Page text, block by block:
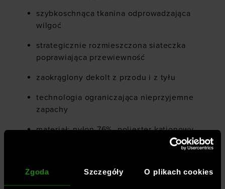
Zgoda Szczegóły O plikach cookies
szybkoschnąca tkanina odprowadzająca
wilgoć
strategicznie rozmieszczona siateczka
poprawiająca przewiewność
zaokrąglony dekolt z przodu i z tyłu
technologia ograniczająca nieprzyjemne
zapachy
materiał: nylon 76%, poliester kationowy